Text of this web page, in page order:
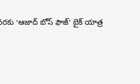
‘ఆజాద్ బోస్ ఫౌజ్’ బైక్ యాత్ర